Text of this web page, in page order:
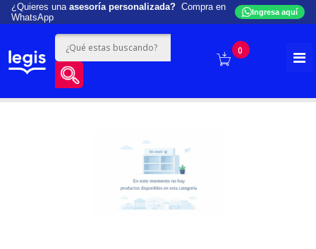
¿Quieres una asesoría personalizada? Compra en
WhatsApp
Ingresa aquí
0